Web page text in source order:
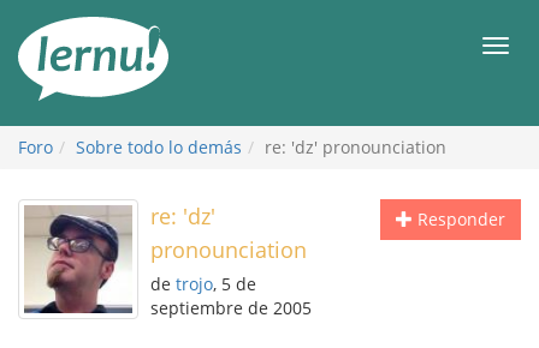
Foro Sobre todo lo demás re: 'dz' pronounciation
Responder
re: 'dz'
pronounciation
de trojo, 5 de
septiembre de 2005